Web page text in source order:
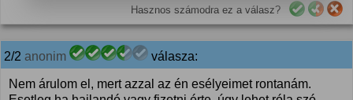
Hasznos számodra ez a válasz?
2/2 anonim válasza:
Nem árulom el, mert azzal az én esélyeimet rontanám.